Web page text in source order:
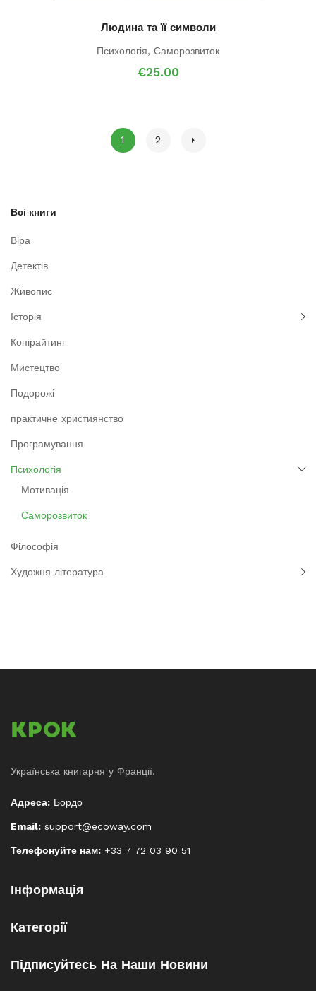
Людина та її символи
Психологія, Саморозвиток
€25.00
1 2
Всі книги
Віра
Детектів
Живопис
Історія
Копірайтинг
Мистецтво
Подорожі
практичне християнство
Програмування
Психологія
Мотивація
Саморозвиток
Філософія
Художня література
Українська книгарня у Франції.
Адреса: Бордо
Email: support@ecoway.com
Телефонуйте нам: +33 7 72 03 90 51
Інформація
Категорії
Підписуйтесь На Наши Новини